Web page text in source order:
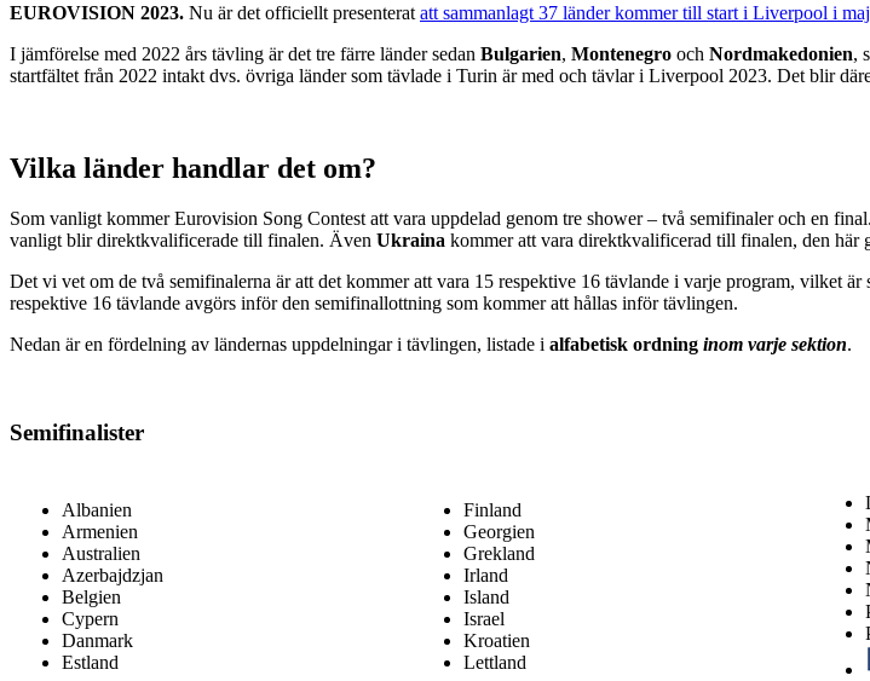
EUROVISION 2023. Nu är det officiellt presenterat att sammanlagt 37 länder kommer till start i Liverpool i maj
I jämförelse med 2022 års tävling är det tre färre länder sedan Bulgarien, Montenegro och Nordmakedonien,
startfältet från 2022 intakt dvs. övriga länder som tävlade i Turin är med och tävlar i Liverpool 2023. Det blir
Vilka länder handlar det om?
Som vanligt kommer Eurovision Song Contest att vara uppdelad genom tre shower – två semifinaler och en
vanligt blir direktkvalificerade till finalen. Även Ukraina kommer att vara direktkvalificerad till finalen, den här
Det vi vet om de två semifinalerna är att det kommer att vara 15 respektive 16 tävlande i varje program, vilket
respektive 16 tävlande avgörs inför den semifinallottning som kommer att hållas inför tävlingen.
Nedan är en fördelning av ländernas uppdelningar i tävlingen, listade i alfabetisk ordning inom varje sektion.
Semifinalister
Albanien
Armenien
Australien
Azerbajdzjan
Belgien
Cypern
Danmark
Estland
Finland
Georgien
Grekland
Irland
Island
Israel
Kroatien
Lettland